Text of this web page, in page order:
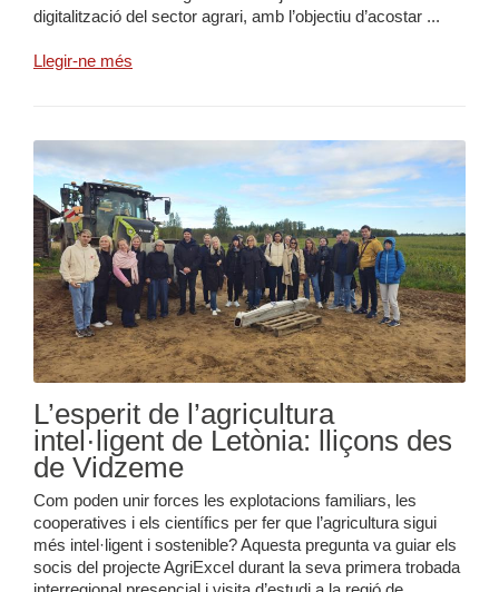
digitalització del sector agrari, amb l’objectiu d’acostar ...
Llegir-ne més
L’esperit de l’agricultura
intel·ligent de Letònia: lliçons des
de Vidzeme
Com poden unir forces les explotacions familiars, les
cooperatives i els científics per fer que l’agricultura sigui
més intel·ligent i sostenible? Aquesta pregunta va guiar els
socis del projecte AgriExcel durant la seva primera trobada